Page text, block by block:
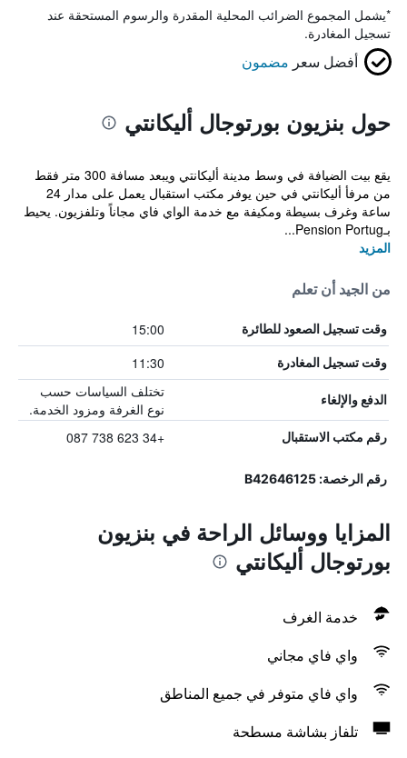
*يشمل المجموع الضرائب المحلية المقدرة والرسوم المستحقة عند
تسجيل المغادرة.
أفضل سعر مضمون
حول بنزيون بورتوجال أليكانتي
يقع بيت الضيافة في وسط مدينة أليكانتي ويبعد مسافة 300 متر فقط
من مرفأ أليكانتي في حين يوفر مكتب استقبال يعمل على مدار 24
ساعة وغرف بسيطة ومكيفة مع خدمة الواي فاي مجاناً وتلفزيون. يحيط
بـPension Portug...
المزيد
من الجيد أن تعلم
وقت تسجيل الصعود للطائرة 15:00
وقت تسجيل المغادرة 11:30
الدفع والإلغاء
تختلف السياسات حسب
نوع الغرفة ومزود الخدمة.
رقم مكتب الاستقبال +34 623 738 087
رقم الرخصة: B42646125
المزايا ووسائل الراحة في بنزيون
بورتوجال أليكانتي
خدمة الغرف
واي فاي مجاني
واي فاي متوفر في جميع المناطق
تلفاز بشاشة مسطحة